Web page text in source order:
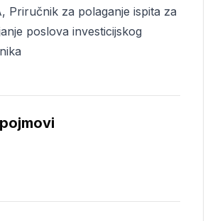
Priručnik za polaganje ispita za
poslova investicijskog